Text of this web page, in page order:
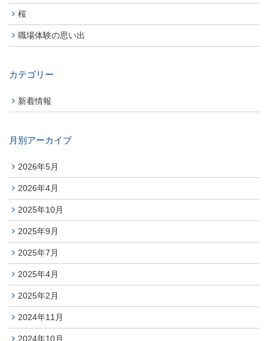
桜
職場体験の思い出
カテゴリー
新着情報
月別アーカイブ
2026年5月
2026年4月
2025年10月
2025年9月
2025年7月
2025年4月
2025年2月
2024年11月
2024年10月